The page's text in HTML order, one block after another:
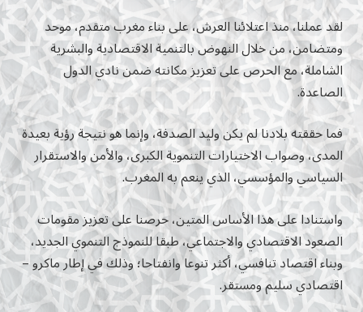
لقد عملنا، منذ اعتلائنا العرش، على بناء مغرب متقدم، موحد
ومتضامن، من خلال النهوض بالتنمية الاقتصادية والبشرية
الشاملة، مع الحرص على تعزيز مكانته ضمن نادي الدول
الصاعدة.
فما حققته بلادنا لم يكن وليد الصدفة، وإنما هو نتيجة رؤية بعيدة
المدى، وصواب الاختيارات التنموية الكبرى، والأمن والاستقرار
السياسي والمؤسسي، الذي ينعم به المغرب.
واستنادا على هذا الأساس المتين، حرصنا على تعزيز مقومات
الصعود الاقتصادي والاجتماعي، طبقا للنموذج التنموي الجديد،
وبناء اقتصاد تنافسي، أكثر تنوعا وانفتاحا؛ وذلك في إطار ماكرو –
اقتصادي سليم ومستقر.